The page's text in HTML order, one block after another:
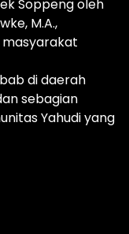
Soppeng oleh
M.A.,
di daerah
sebagian
Yahudi yang